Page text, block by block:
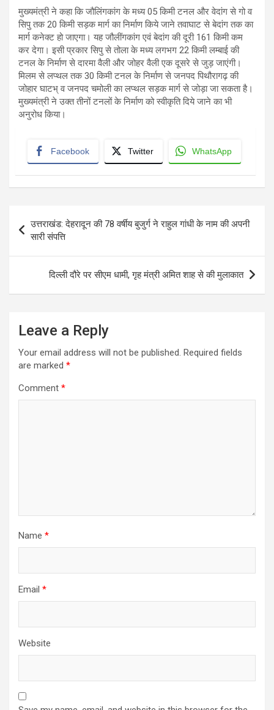
मुख्यमंत्री ने कहा कि जौलिंगकांग के मध्य 05 किमी टनल और वेदांग से गो व
सिपु तक 20 किमी सड़क मार्ग का निर्माण किये जाने तवाघाट से बेदांग तक का
मार्ग कनेक्ट हो जाएगा। यह जौलींगकांग एवं बेदांग की दूरी 161 किमी कम
कर देगा। इसी प्रकार सिपु से तोला के मध्य लगभग 22 किमी लम्बाई की
टनल के निर्माण से दारमा वैली और जोहर वैली एक दूसरे से जुड़ जाएंगी।
मिलम से लप्थल तक 30 किमी टनल के निर्माण से जनपद पिथौरागढ़ की
जोहार घाटभ् व जनपद चमोली का लप्थल सड़क मार्ग से जोड़ा जा सकता है।
मुख्यमंत्री ने उक्त तीनों टनलों के निर्माण को स्वीकृति दिये जाने का भी
अनुरोध किया।
Facebook Twitter WhatsApp
navigation
उत्तराखंड: देहरादून की 78 वर्षीय बुजुर्ग ने राहुल गांधी के नाम की अपनी
सारी संपत्ति
दिल्ली दौरे पर सीएम धामी, गृह मंत्री अमित शाह से की मुलाकात
Leave a Reply
Your email address will not be published. Required fields
are marked *
Comment *
Name *
Email *
Website